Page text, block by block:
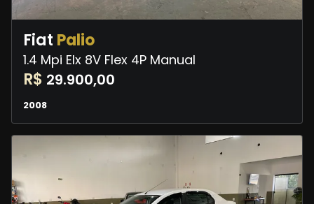
Fiat Palio
1.4 Mpi Elx 8V Flex 4P Manual
R$ 29.900,00
2008